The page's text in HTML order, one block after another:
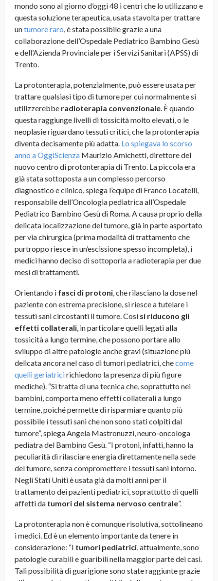
mondo sono al giorno d’oggi 48 i centri che lo utilizzano e
questa soluzione terapeutica, usata stavolta per trattare
untumore raro, è stata possibile grazie a una
collaborazione dell’Ospedale Pediatrico Bambino Gesù
e dell’Azienda Provinciale per i Servizi Sanitari (APSS) di
Trento.
La protonterapia, potenzialmente, può essere usata per
trattare qualsiasi tipo di tumore per cui normalmente si
utilizzerebbe radioterapia convenzionale. È quando
questa raggiunge livelli di tossicità molto elevati, o le
neoplasie riguardano tessuti critici, che la protonterapia
diventa decisamente più adatta. Lo spiegava lo scorso
anno a OggiScienza Maurizio Amichetti, direttore del
nuovo centro di protonterapia di Trento. La piccola era
già stata sottoposta a un complesso percorso
diagnostico e clinico, spiega l’equipe di Franco Locatelli,
responsabile dell’Oncologia pediatrica all’Ospedale
Pediatrico Bambino Gesù di Roma. A causa proprio della
delicata localizzazione del tumore, già in parte asportato
per via chirurgica (prima modalità di trattamento che
purtroppo riesce in un’escissione spesso incompleta), i
medici hanno deciso di sottoporla a radioterapia per due
mesi di trattamenti.
Orientando i fasci di protoni, che rilasciano la dose nel
paziente con estrema precisione, si riesce a tutelare i
tessuti sani circostanti il tumore. Così si riducono gli
effetti collaterali, in particolare quelli legati alla
tossicità a lungo termine, che possono portare allo
sviluppo di altre patologie anche gravi (situazione più
delicata ancora nel caso di tumori pediatrici, checome
quelli geriatricirichiedono la presenza di più figure
mediche). “Si tratta di una tecnica che, soprattutto nei
bambini, comporta meno effetti collaterali a lungo
termine, poiché permette di risparmiare quanto più
possibile i tessuti sani che non sono stati colpiti dal
tumore”, spiega Angela Mastronuzzi, neuro-oncologa
pediatra del Bambino Gesù. “I protoni, infatti, hanno la
peculiarità di rilasciare energia direttamente nella sede
del tumore, senza compromettere i tessuti sani intorno.
Negli Stati Uniti è usata già da molti anni per il
trattamento dei pazienti pediatrici, soprattutto di quelli
affetti da tumori del sistema nervoso centrale”.
La protonterapia non è comunque risolutiva, sottolineano
i medici. Ed è un elemento importante da tenere in
considerazione: “I tumori pediatrici, attualmente, sono
patologie curabili e guaribili nella maggior parte dei casi.
Tali possibilità di guarigione sono state raggiunte grazie